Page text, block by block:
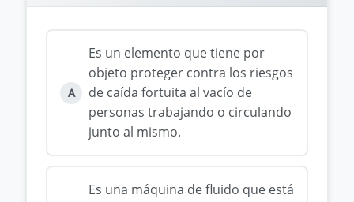
A
Es un elemento que tiene por
objeto proteger contra los riesgos
de caída fortuita al vacío de
personas trabajando o circulando
junto al mismo.
Es una máquina de fluido que está